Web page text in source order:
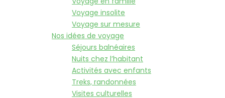
Voyage insolite
Voyage sur mesure
Nos idées de voyage
Séjours balnéaires
Nuits chez l’habitant
Activités avec enfants
Treks, randonnées
Visites culturelles